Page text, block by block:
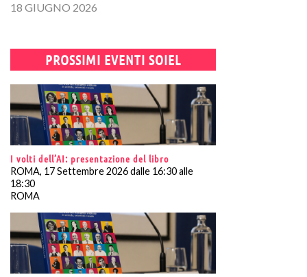
18 GIUGNO 2026
PROSSIMI EVENTI SOIEL
I volti dell’AI: presentazione del libro
ROMA, 17 Settembre 2026 dalle 16:30 alle
18:30
ROMA